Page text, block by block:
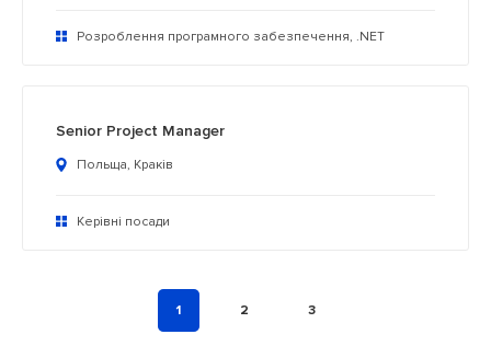
Розроблення програмного забезпечення, .NET
Senior Project Manager
Польща, Краків
Керівні посади
1 2 3